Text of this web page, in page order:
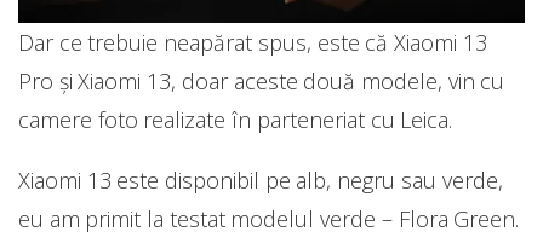
Dar ce trebuie neapărat spus, este că Xiaomi 13
Pro și Xiaomi 13, doar aceste două modele, vin cu
camere foto realizate în parteneriat cu Leica.
Xiaomi 13 este disponibil pe alb, negru sau verde,
eu am primit la testat modelul verde – Flora Green.